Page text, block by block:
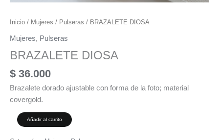
Inicio / Mujeres / Pulseras / BRAZALETE DIOSA
Mujeres, Pulseras
BRAZALETE DIOSA
$ 36.000
Brazalete dorado ajustable con forma de la foto; material
covergold.
Añadir al carrito